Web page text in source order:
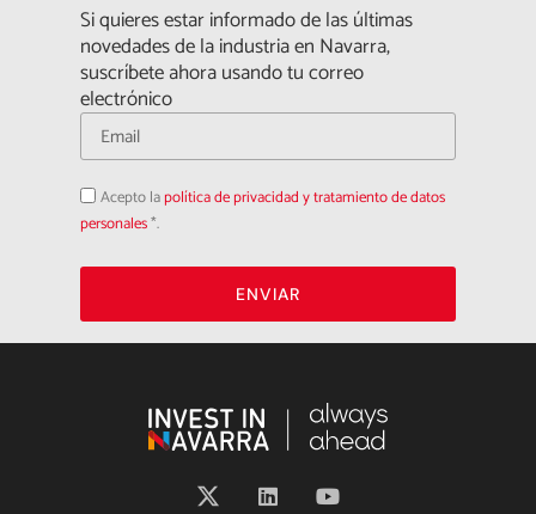
Si quieres estar informado de las últimas
novedades de la industria en Navarra,
suscríbete ahora usando tu correo
electrónico
Acepto
la
política
de
Acepto lapolítica de privacidad y tratamiento de datos
personales*.
ENVIAR